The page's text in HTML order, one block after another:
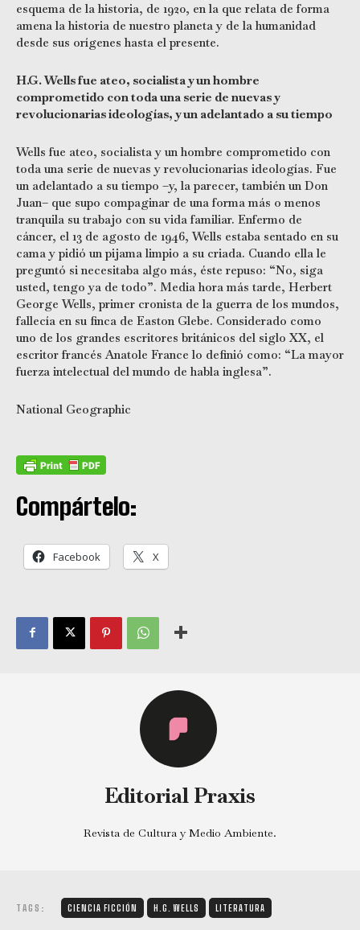
esquema de la historia, de 1920, en la que relata de forma
amena la historia de nuestro planeta y de la humanidad
desde sus orígenes hasta el presente.
H.G. Wells fue ateo, socialista y un hombre
comprometido con toda una serie de nuevas y
revolucionarias ideologías, y un adelantado a su tiempo
Wells fue ateo, socialista y un hombre comprometido con
toda una serie de nuevas y revolucionarias ideologías. Fue
un adelantado a su tiempo –y, la parecer, también un Don
Juan– que supo compaginar de una forma más o menos
tranquila su trabajo con su vida familiar. Enfermo de
cáncer, el 13 de agosto de 1946, Wells estaba sentado en su
cama y pidió un pijama limpio a su criada. Cuando ella le
preguntó si necesitaba algo más, éste repuso: “No, siga
usted, tengo ya de todo”. Media hora más tarde, Herbert
George Wells, primer cronista de la guerra de los mundos,
fallecía en su finca de Easton Glebe. Considerado como
uno de los grandes escritores británicos del siglo XX, el
escritor francés Anatole France lo definió como: “La mayor
fuerza intelectual del mundo de habla inglesa”.
National Geographic
Compártelo:
Facebook X
Editorial Praxis
Revista de Cultura y Medio Ambiente.
TAGS: CIENCIA FICCIÓN H.G. WELLS LITERATURA